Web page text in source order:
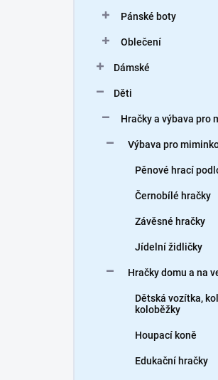
Pánské boty
Oblečení
Dámské
Děti
Hračky a výbava pro
Výbava pro
Pěnové hrací
Černobílé hračky
Závěsné hračky
Jídelní židličky
Hračky domu a na
Dětská vozítka,
koloběžky
Houpací koně
Edukační hračky